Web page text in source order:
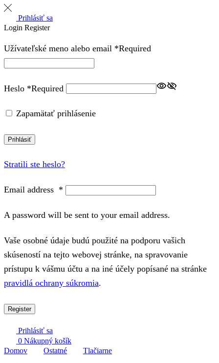
Prihlásiť sa
Login Register
Užívateľské meno alebo email *Required
Heslo *Required
Zapamätať prihlásenie
Prihlásiť
Stratili ste heslo?
Email address *
A password will be sent to your email address.
Vaše osobné údaje budú použité na podporu vašich
skúseností na tejto webovej stránke, na spravovanie
prístupu k vášmu účtu a na iné účely popísané na stránke
pravidlá ochrany súkromia.
Register
Prihlásiť sa
0 Nákupný košík
Domov
Ostatné Tlačiarne